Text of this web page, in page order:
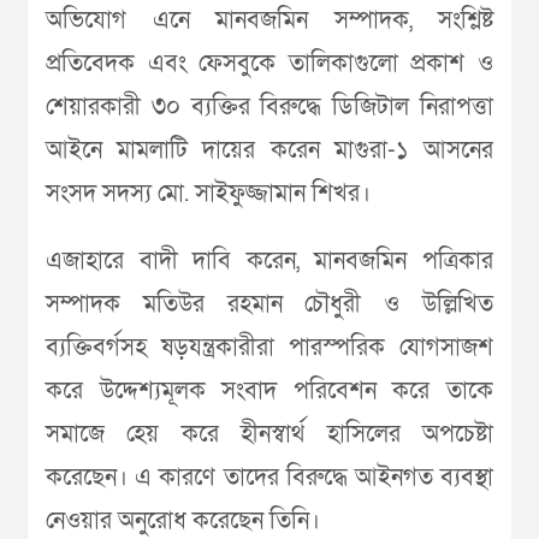
অভিযোগ এনে মানবজমিন সম্পাদক, সংশ্লিষ্ট
প্রতিবেদক এবং ফেসবুকে তালিকাগুলো প্রকাশ ও
শেয়ারকারী ৩০ ব্যক্তির বিরুদ্ধে ডিজিটাল নিরাপত্তা
আইনে মামলাটি দায়ের করেন মাগুরা-১ আসনের
সংসদ সদস্য মো. সাইফুজ্জামান শিখর।
এজাহারে বাদী দাবি করেন, মানবজমিন পত্রিকার
সম্পাদক মতিউর রহমান চৌধুরী ও উল্লিখিত
ব্যক্তিবর্গসহ ষড়যন্ত্রকারীরা পারস্পরিক যোগসাজশ
করে উদ্দেশ্যমূলক সংবাদ পরিবেশন করে তাকে
সমাজে হেয় করে হীনস্বার্থ হাসিলের অপচেষ্টা
করেছেন। এ কারণে তাদের বিরুদ্ধে আইনগত ব্যবস্থা
নেওয়ার অনুরোধ করেছেন তিনি।